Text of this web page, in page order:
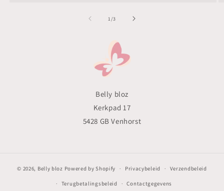
1 /van
3
Belly bloz
Kerkpad 17
5428 GB Venhorst
© 2026, Belly bloz Powered by Shopify Privacybeleid Verzendbeleid
Terugbetalingsbeleid Contactgegevens